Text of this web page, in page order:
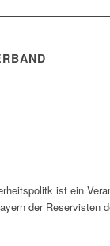
ist ein
der Reservisten